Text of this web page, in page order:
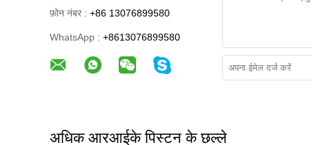
फ़ोन नंबर : +86 13076899580
WhatsApp : +8613076899580
अधिक आरआईके पिस्टन के छल्ले